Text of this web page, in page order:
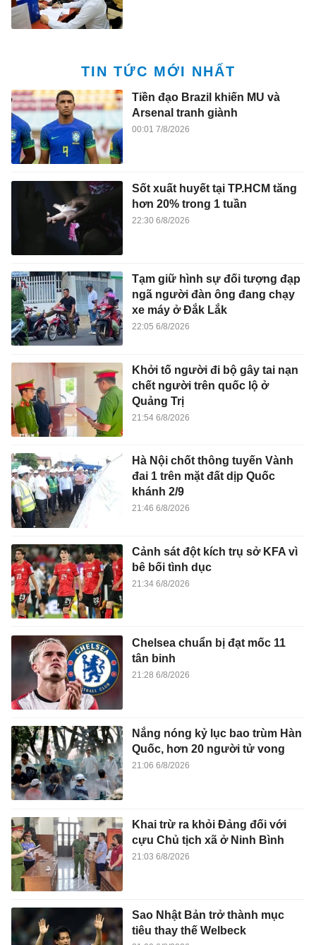
TIN TỨC MỚI NHẤT
Tiền đạo Brazil khiến MU và
Arsenal tranh giành
00:01 7/8/2026
Sốt xuất huyết tại TP.HCM tăng
hơn 20% trong 1 tuần
22:30 6/8/2026
Tạm giữ hình sự đối tượng đạp
ngã người đàn ông đang chạy
xe máy ở Đắk Lắk
22:05 6/8/2026
Khởi tố người đi bộ gây tai nạn
chết người trên quốc lộ ở
Quảng Trị
21:54 6/8/2026
Hà Nội chốt thông tuyến Vành
đai 1 trên mặt đất dịp Quốc
khánh 2/9
21:46 6/8/2026
Cảnh sát đột kích trụ sở KFA vì
bê bối tình dục
21:34 6/8/2026
Chelsea chuẩn bị đạt mốc 11
tân binh
21:28 6/8/2026
Nắng nóng kỷ lục bao trùm Hàn
Quốc, hơn 20 người tử vong
21:06 6/8/2026
Khai trừ ra khỏi Đảng đối với
cựu Chủ tịch xã ở Ninh Bình
21:03 6/8/2026
Sao Nhật Bản trở thành mục
tiêu thay thế Welbeck